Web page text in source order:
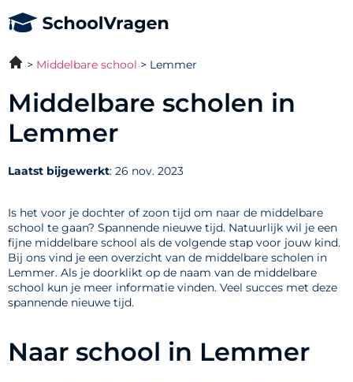
Middelbare school Lemmer
Middelbare scholen in
Lemmer
Laatst bijgewerkt: 26 nov. 2023
Is het voor je dochter of zoon tijd om naar de middelbare
school te gaan? Spannende nieuwe tijd. Natuurlijk wil je een
fijne middelbare school als de volgende stap voor jouw kind.
Bij ons vind je een overzicht van de middelbare scholen in
Lemmer. Als je doorklikt op de naam van de middelbare
school kun je meer informatie vinden. Veel succes met deze
spannende nieuwe tijd.
Naar school in Lemmer